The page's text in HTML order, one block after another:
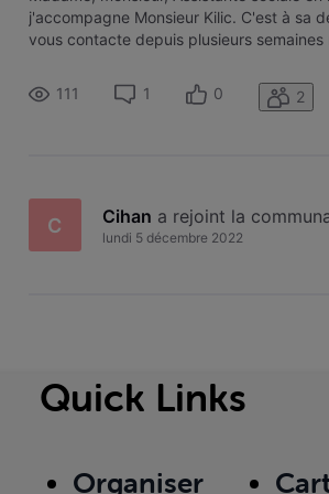
j'accompagne Monsieur Kilic. C'est à sa
vous contacte depuis plusieurs semaines
plusieurs essais. J'ai aussi complété
contact qui sont
111 1 0 2
C Cihan a rejoint la
lundi 5 décembre 2022
Quick Links
Organiser